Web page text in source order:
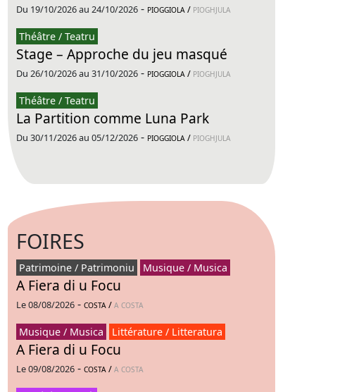
Du 19/10/2026 au 24/10/2026 - PIOGGIOLA / PIOGHJULA
Théâtre / Teatru
Stage – Approche du jeu masqué
Du 26/10/2026 au 31/10/2026 - PIOGGIOLA / PIOGHJULA
Théâtre / Teatru
La Partition comme Luna Park
Du 30/11/2026 au 05/12/2026 - PIOGGIOLA / PIOGHJULA
FOIRES
Patrimoine / Patrimoniu Musique / Musica
A Fiera di u Focu
Le 08/08/2026 - COSTA / A COSTA
Musique / Musica Littérature / Litteratura
A Fiera di u Focu
Le 09/08/2026 - COSTA / A COSTA